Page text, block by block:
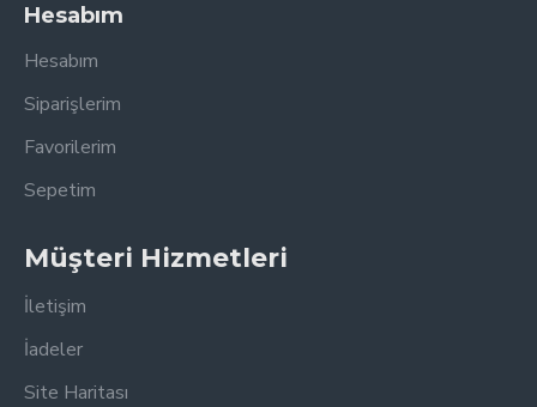
Hesabım
Hesabım
Siparişlerim
Favorilerim
Sepetim
Müşteri Hizmetleri
İletişim
İadeler
Site Haritası